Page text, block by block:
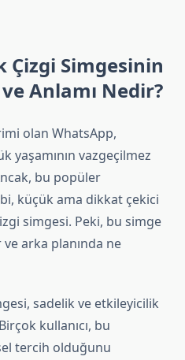
Çizgi Simgesinin
ve Anlamı Nedir?
olan WhatsApp,
yaşamının vazgeçilmez
bu popüler
küçük ama dikkat çekici
simgesi. Peki, bu simge
arka planında ne
sadelik ve etkileyicilik
kullanıcı, bu
tercih olduğunu